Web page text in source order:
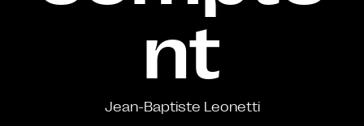
nt
Jean-Baptiste Leonetti